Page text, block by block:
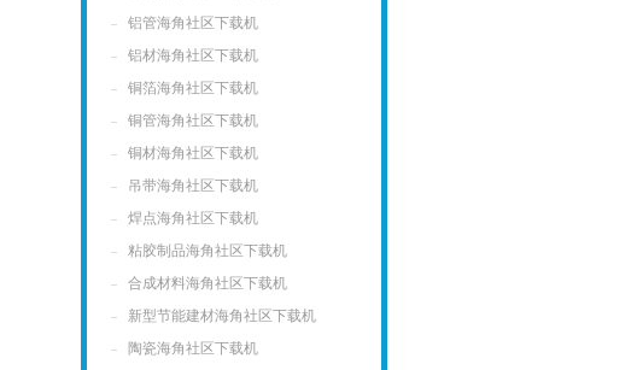
铝管海角社区下载机
铝材海角社区下载机
铜箔海角社区下载机
铜管海角社区下载机
铜材海角社区下载机
吊带海角社区下载机
焊点海角社区下载机
粘胶制品海角社区下载机
合成材料海角社区下载机
新型节能建材海角社区下载机
陶瓷海角社区下载机